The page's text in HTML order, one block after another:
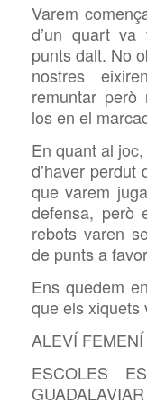
Varem
d’un quart
punts dalt. No
nostres
remuntar però
los en el
En quant al
d’haver
que varem
defensa, però
rebots varen
de punts a
Ens quedem
que els xiquets
ALEVÍ FEMENÍ
ESCOLES
GUADALAVIAR